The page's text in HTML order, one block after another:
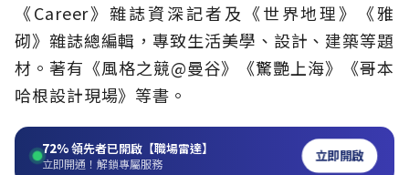
《Career》雜誌資深記者及《世界地理》《雅
砌》雜誌總編輯，專致生活美學、設計、建築等題
材。著有《風格之競@曼谷》《驚艷上海》《哥本
哈根設計現場》等書。
72%領先者已開啟【職場雷達】
立即開通！解鎖專屬服務 立即開啟